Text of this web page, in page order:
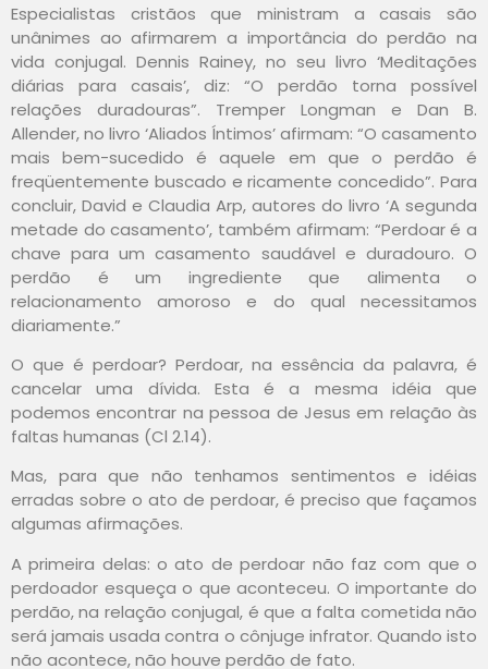
Especialistas cristãos que ministram a casais são
unânimes ao afirmarem a importância do perdão na
vida conjugal. Dennis Rainey, no seu livro ‘Meditações
diárias para casais’, diz: “O perdão torna possível
relações duradouras”. Tremper Longman e Dan B.
Allender, no livro ‘Aliados Íntimos’ afirmam: “O casamento
mais bem-sucedido é aquele em que o perdão é
freqüentemente buscado e ricamente concedido”. Para
concluir, David e Claudia Arp, autores do livro ‘A segunda
metade do casamento’, também afirmam: “Perdoar é a
chave para um casamento saudável e duradouro. O
perdão é um ingrediente que alimenta o
relacionamento amoroso e do qual necessitamos
diariamente.”
O que é perdoar? Perdoar, na essência da palavra, é
cancelar uma dívida. Esta é a mesma idéia que
podemos encontrar na pessoa de Jesus em relação às
faltas humanas (Cl 2.14).
Mas, para que não tenhamos sentimentos e idéias
erradas sobre o ato de perdoar, é preciso que façamos
algumas afirmações.
A primeira delas: o ato de perdoar não faz com que o
perdoador esqueça o que aconteceu. O importante do
perdão, na relação conjugal, é que a falta cometida não
será jamais usada contra o cônjuge infrator. Quando isto
não acontece, não houve perdão de fato.